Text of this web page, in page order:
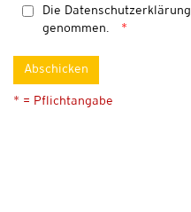
Die Datenschutzerklärung
genommen.
Abschicken
* = Pflichtangabe